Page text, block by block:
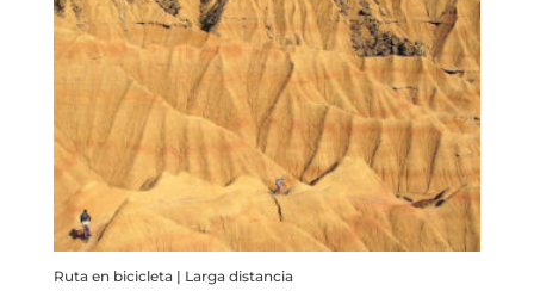
Ruta en bicicleta | Larga distancia